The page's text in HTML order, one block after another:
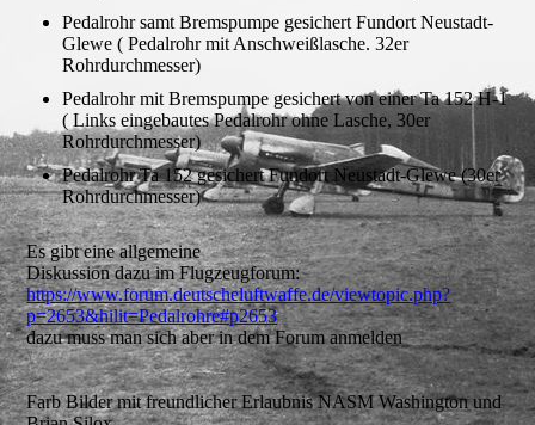
Pedalrohr samt Bremspumpe gesichert Fundort Neustadt-
Glewe ( Pedalrohr mit Anschweißlasche. 32er
Rohrdurchmesser)
Pedalrohr mit Bremspumpe gesichert von einer Ta 152 H-1
( Links eingebautes Pedalrohr ohne Lasche, 30er
Rohrdurchmesser)
Pedalrohr Ta 152 gesichert Fundort Neustadt-Glewe (30er
Rohrdurchmesser)
Es gibt eine allgemeine
Diskussion dazu im Flugzeugforum:
https://www.forum.deutscheluftwaffe.de/viewtopic.php?
p=2653&hilit=Pedalrohre#p2653
dazu muss man sich aber in dem Forum anmelden
Farb Bilder mit freundlicher Erlaubnis NASM Washington und